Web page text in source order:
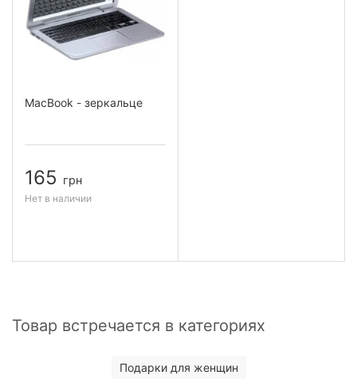
MacBook - зеркальце
165 грн
Нет в наличии
Товар встречается в категориях
Подарки для женщин